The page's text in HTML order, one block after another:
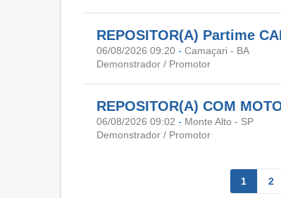
REPOSITOR(A) Partime
06/08/2026 09:20 - Camaçari - BA
Demonstrador / Promotor
REPOSITOR(A) COM
06/08/2026 09:02 - Monte Alto - SP
Demonstrador / Promotor
1 2